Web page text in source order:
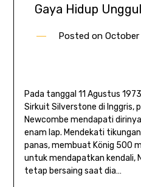
Gaya Hidup
Posted on
Pada tanggal 11 Agustus
Sirkuit Silverstone di Inggris,
Newcombe mendapati
enam lap. Mendekati
panas, membuat König 500
untuk mendapatkan kendali,
tetap bersaing saat dia…